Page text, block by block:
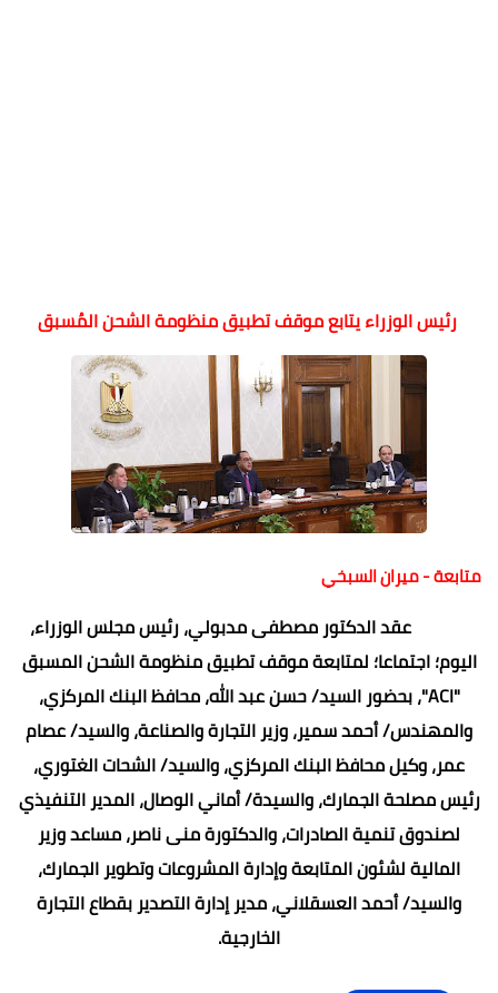
رئيس الوزراء يتابع موقف تطبيق منظومة الشحن المُسبق
متابعة - ميران السبخي
عقد الدكتور مصطفى مدبولي، رئيس مجلس الوزراء،
اليوم؛ اجتماعا؛ لمتابعة موقف تطبيق منظومة الشحن المسبق
"ACI"، بحضور السيد/ حسن عبد الله، محافظ البنك المركزي،
والمهندس/ أحمد سمير، وزير التجارة والصناعة، والسيد/ عصام
عمر، وكيل محافظ البنك المركزي، والسيد/ الشحات الغتوري،
رئيس مصلحة الجمارك، والسيدة/ أماني الوصال، المدير التنفيذي
لصندوق تنمية الصادرات، والدكتورة منى ناصر، مساعد وزير
المالية لشئون المتابعة وإدارة المشروعات وتطوير الجمارك،
والسيد/ أحمد العسقلاني، مدير إدارة التصدير بقطاع التجارة
الخارجية.